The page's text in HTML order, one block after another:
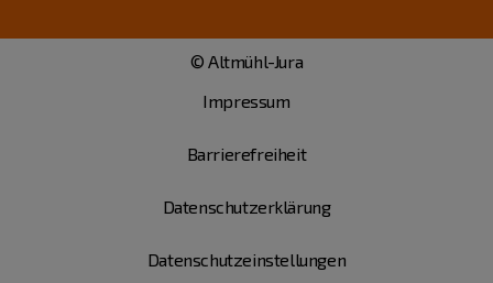
© Altmühl-Jura
Impressum
Barrierefreiheit
Datenschutzerklärung
Datenschutzeinstellungen